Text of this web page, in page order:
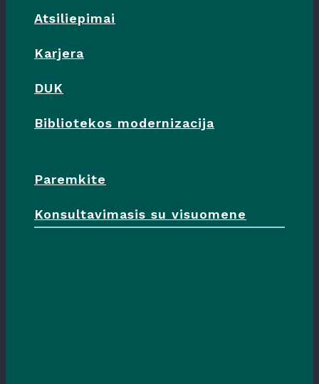
Atsiliepimai
Karjera
DUK
Bibliotekos modernizacija
Paremkite
Konsultavimasis su visuomene